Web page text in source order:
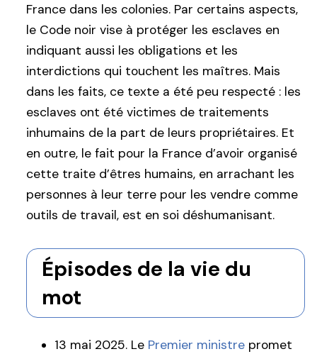
France dans les colonies. Par certains aspects,
le Code noir vise à protéger les esclaves en
indiquant aussi les obligations et les
interdictions qui touchent les maîtres. Mais
dans les faits, ce texte a été peu respecté : les
esclaves ont été victimes de traitements
inhumains de la part de leurs propriétaires. Et
en outre, le fait pour la France d’avoir organisé
cette traite d’êtres humains, en arrachant les
personnes à leur terre pour les vendre comme
outils de travail, est en soi déshumanisant.
Épisodes de la vie du
mot
13 mai 2025. Le Premier ministre promet